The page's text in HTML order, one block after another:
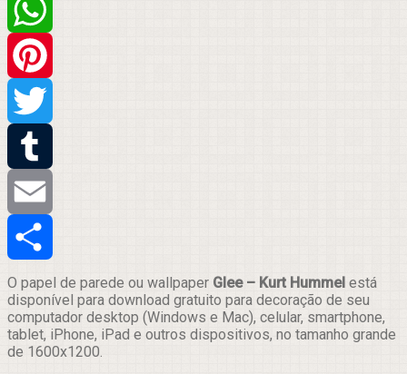
Facebook
WhatsApp
Pinterest
Twitter
Tumblr
Email
Compartilhar
O papel de parede ou wallpaper Glee – Kurt Hummel está
disponível para download gratuito para decoração de seu
computador desktop (Windows e Mac), celular, smartphone,
tablet, iPhone, iPad e outros dispositivos, no tamanho grande
de 1600x1200.